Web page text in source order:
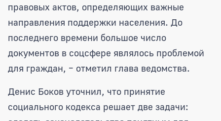
правовых актов, определяющих важные
направления поддержки населения. До
последнего времени большое число
документов в соцсфере являлось проблемой
для граждан, – отметил глава ведомства.
Денис Боков уточнил, что принятие
социального кодекса решает две задачи: